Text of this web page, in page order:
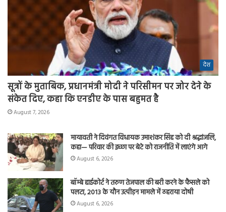
देश
सूत्रों के मुताबिक, प्रधानमंत्री मोदी ने परिसीमन पर जोर देने के
संकेत दिए, कहा कि एनडीए के पास बहुमत है
August 7, 2026
मायावती ने दिवंगत विधायक उमाशंकर सिंह को दी श्रद्धांजलि,
कहा— परिवार की इच्छा पर बेटे को राजनीति में लाएंगे आगे
August 6, 2026
बॉम्बे हाईकोर्ट ने तरुण तेजपाल की बरी करने के फैसले को
पलटा, 2013 के यौन उत्पीड़न मामले में ठहराया दोषी
August 6, 2026